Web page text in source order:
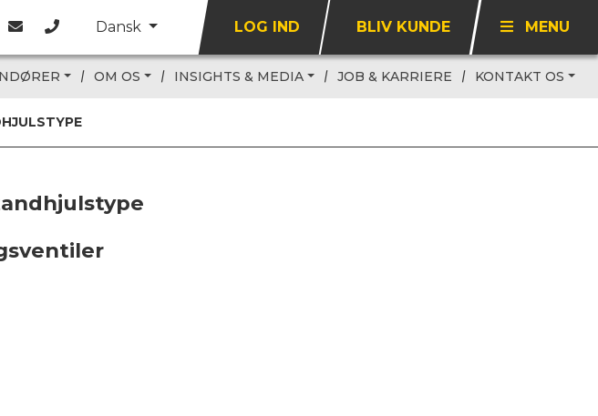
Dansk LOG IND BLIV KUNDE MENU
OM OS INSIGHTS & MEDIA JOB & KARRIERE KONTAKT OS